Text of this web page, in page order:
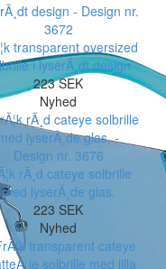
transparent oversized
i lyserÃ¸dt design
223 SEK
Nyhed
rÃ¸d cateye solbrille
med lyserÃ¸de glas.
223 SEK
Nyhed